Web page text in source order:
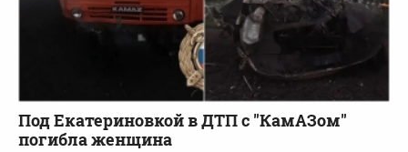
Под Екатериновкой в ДТП с "КамАЗом"
погибла женщина